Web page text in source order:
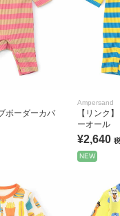
ボーダーカバ
Ampersand
【リンク
ーオール
¥2,640
NEW